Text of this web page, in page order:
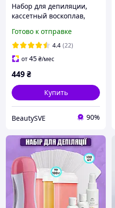
Набор для депиляции,
кассетный воскоплав,
средство До и После
депиляции
Готово к отправке
4.4 (22)
от45₴/мес
449₴
Купить
BeautySVE 90%